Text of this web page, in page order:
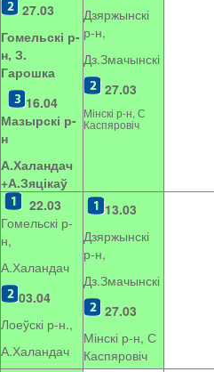
27.03
Гомельскі р-
н, З.
Гарошка
16.04
Мазырскі р-
н
А.Халандач
+А.Зяцікаў
Дзяржынскі
р-н,
Дз.Змачынскі
27.03
Мінскі р-н, С
Каспяровіч
22.03
Гомельскі р-
н,
А.Халандач
03.04
Лоеўскі р-н.,
А.Халандач
13.03
Дзяржынскі
р-н,
Дз.Змачынскі
27.03
Мінскі р-н, С
Каспяровіч